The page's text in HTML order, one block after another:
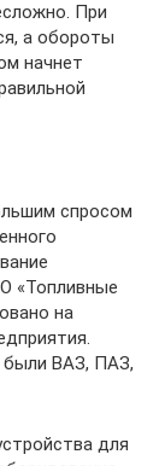
При
а обороты
начнет
спросом
«Топливные
на
были ВАЗ, ПАЗ,
для